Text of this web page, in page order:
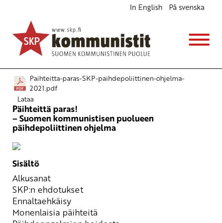
In English På svenska
Päihteittä paras! – SKP:n päihdepoliittinen
ohjelma
Julkiset materiaalit
3.2.2021 - 8:30
Paihteitta-paras-SKP-paihdepoliittinen-ohjelma-
2021.pdf
Lataa
Päihteittä paras!
– Suomen kommunistisen puolueen
päihdepoliittinen ohjelma
Sisältö
Alkusanat
SKP:n ehdotukset
Ennaltaehkäisy
Monenlaisia päihteitä